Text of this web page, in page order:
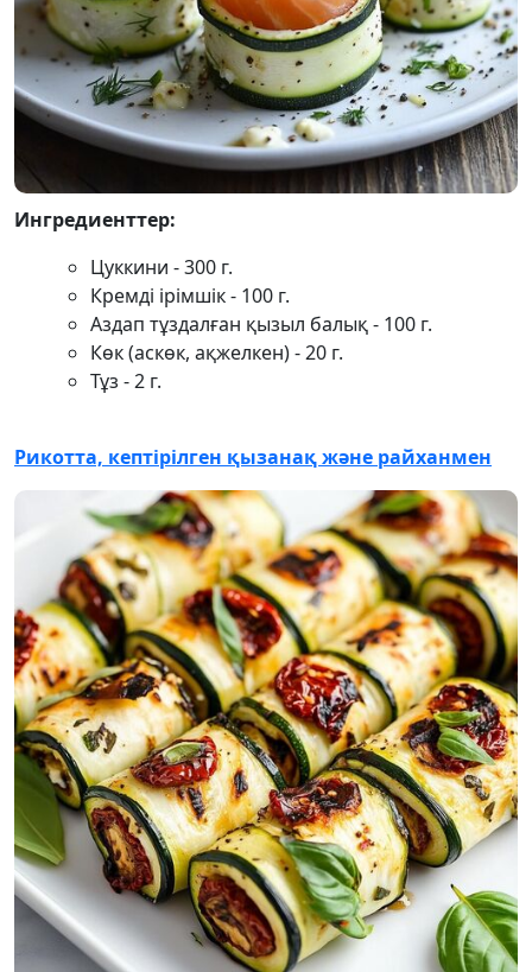
Ингредиенттер:
Цуккини - 300 г.
Кремді ірімшік - 100 г.
Аздап тұздалған қызыл балық - 100 г.
Көк (аскөк, ақжелкен) - 20 г.
Тұз - 2 г.
Рикотта, кептірілген қызанақ және райханмен